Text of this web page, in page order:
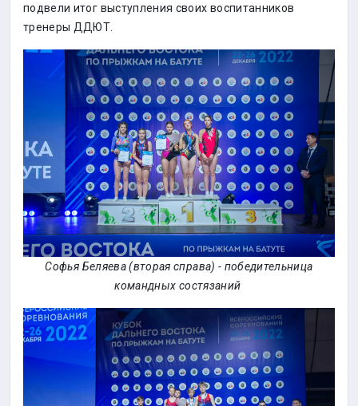
подвели итог выступления своих воспитанников
тренеры ДДЮТ.
Софья Беляева (вторая справа) - победительница
командных состязаний